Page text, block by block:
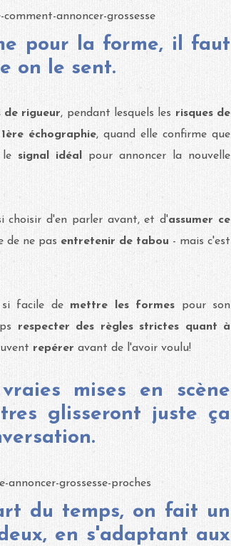
pour la forme, il faut
on le sent.
de rigueur, pendant lesquels les risques de
1ère échographie, quand elle confirme que
signal idéal
pour annoncer la nouvelle
choisir d'en parler avant, et d'assumer ce
de ne pas entretenir de tabou - mais c'est
facile de mettre les formes pour son
respecter des règles strictes quant à
repérer avant de l'avoir voulu!
mises en scène
glisseront juste ça
du temps, on fait un
en s'adaptant aux